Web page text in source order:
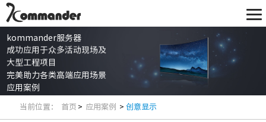
kommander服务器
成功应用于众多活动现场及
大型工程项目
完美助力各类高端应用场景
应用案例
当前位置： 首页 > 应用案例 >创意显示